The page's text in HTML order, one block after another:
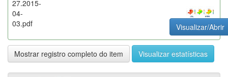
27.2015-
04-
03.pdf
Visualizar/Abrir
Mostrar registro completo do item Visualizar estatísticas